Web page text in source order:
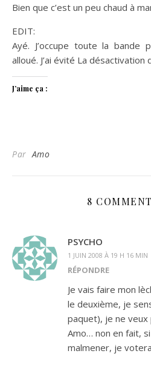
Bien que c’est un peu chaud à
EDIT:
Ayé. J’occupe toute la bande
alloué. J’ai évité La désactivation
J’aime ça :
Par Amo
8
PSYCHO
1 JUIN 2008 À 19 H 16 MIN
RÉPONDRE
Je vais faire mon
le deuxième, je
paquet), je ne
Amo… non en fait,
malmener, je